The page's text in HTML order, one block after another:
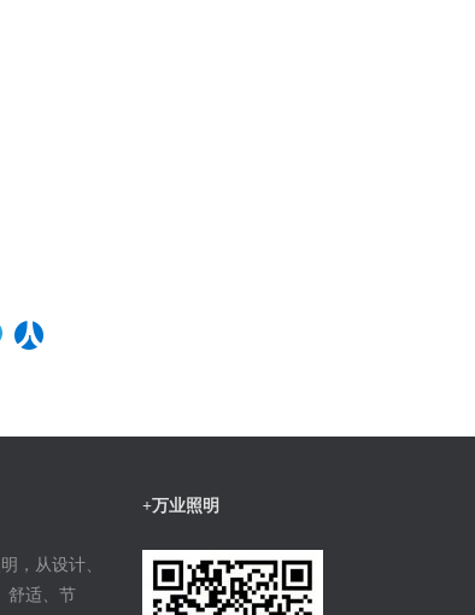
，从设计、
舒适、节
+万业照明